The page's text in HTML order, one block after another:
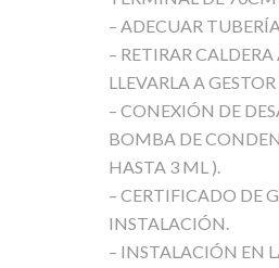
– ADECUAR
– RETIRAR
LLEVARLA A
– CONEXIÓN DE
BOMBA DE
HASTA 3 ML ).
– CERTIFICADO DE
INSTALACIÓN.
– INSTALACIÓN EN